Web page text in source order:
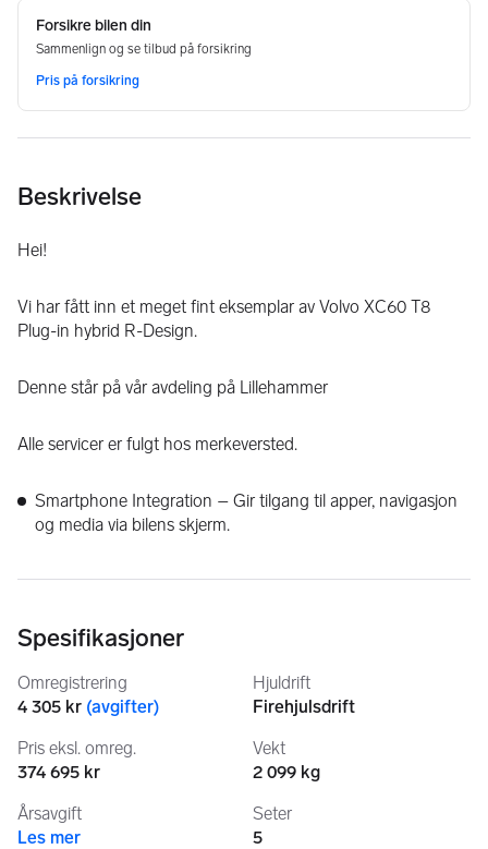
Beskrivelse
Hei!
Vi har fått inn et meget fint eksemplar av Volvo XC60 T8
Plug-in hybrid R-Design.
Denne står på vår avdeling på Lillehammer
Alle servicer er fulgt hos merkeversted.
Smartphone Integration – Gir tilgang til apper, navigasjon
og media via bilens skjerm.
20” sommerhjul – Store felger som gir bilen et eksklusivt
Parkeringskamera 360° – Gir full oversikt ved parkering og
manøvrering.
Head Up Display – Viser viktig informasjon direkte i
synsfeltet for økt sikkerhet.
Spesifikasjoner
Omregistrering
4 305 kr (avgifter)
Pris eksl. omreg.
374 695 kr
Årsavgift
Les mer
Hjuldrift
Firehjulsdrift
Vekt
2 099 kg
Seter
5